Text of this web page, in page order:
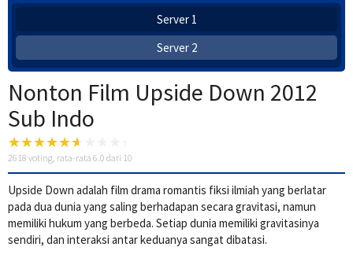
Server 1
Server 2
Nonton Film Upside Down 2012
Sub Indo
2618 voting, rata-rata 6.0 dari 10
Upside Down adalah film drama romantis fiksi ilmiah yang berlatar
pada dua dunia yang saling berhadapan secara gravitasi, namun
memiliki hukum yang berbeda. Setiap dunia memiliki gravitasinya
sendiri, dan interaksi antar keduanya sangat dibatasi.